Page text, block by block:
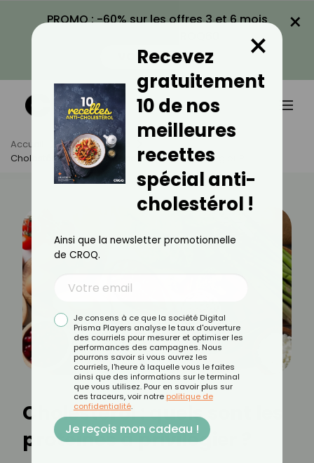
PROMO : -60% sur les offres 3 et 6 mois
VOIR LA PROMO
×
Accueil Actus
Santé
Cholestérol : Quels Sont Les Protéines À Privilégier ?
Cholestérol : quels sont les
protéines à privilégier ?
Recevez
gratuitement
10 de nos
meilleures
recettes
spécial anti-
cholestérol !
×
Ainsi que la newsletter promotionnelle
de CROQ.
Je consens à ce que la société Digital
Prisma Players analyse le taux d'ouverture
des courriels pour mesurer et optimiser les
performances des campagnes. Nous
pourrons savoir si vous ouvrez les
courriels, l'heure à laquelle vous le faites
ainsi que des informations sur le terminal
que vous utilisez. Pour en savoir plus sur
ces traceurs, voir notre politique de
confidentialité.
Je reçois mon cadeau !